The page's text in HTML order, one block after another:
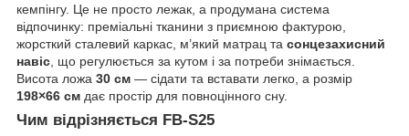
кемпінгу. Це не просто лежак, а продумана система
відпочинку: преміальні тканини з приємною фактурою,
жорсткий сталевий каркас, м’який матрац та сонцезахисний
навіс , що регулюється за кутом і за потреби знімається.
Висота ложа 30 см — сідати та вставати легко, а розмір
198×66 см дає простір для повноцінного сну.
Чим відрізняється FB-S25